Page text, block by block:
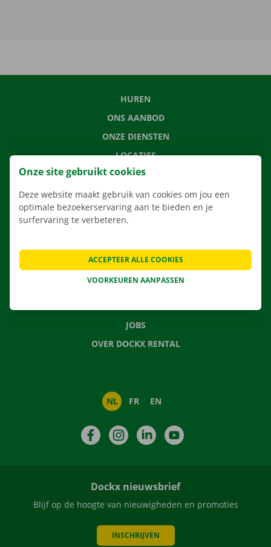
HUREN
ONS AANBOD
ONZE DIENSTEN
LOCATIES
APP
VERHUISOPLOSSINGEN
CONTACTEER ONS
VEELGESTELDE VRAGEN
JOBS
OVER DOCKX RENTAL
NL FR EN
FacebookInstagramLinkedIn
Dockx nieuwsbrief
Blijf op de hoogte van nieuwigheden en promoties
INSCHRIJVEN
Onze site gebruikt cookies
Deze website maakt gebruik van cookies om jou een
optimale bezoekerservaring aan te bieden en je
surfervaring te verbeteren.
VOORKEUREN AANPASSEN
ACCEPTEER ALLE COOKIES